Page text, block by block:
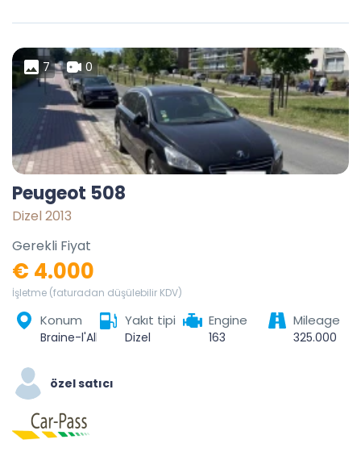
7 0
Peugeot 508
Dizel 2013
Gerekli Fiyat
€ 4.000
İşletme (faturadan düşülebilir KDV)
Konum Yakıt tipi
Dizel
Engine
163
Mileage
325.000
özel satıcı